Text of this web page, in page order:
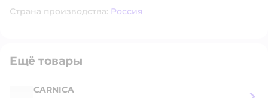
Страна производства: Россия
Ещё товары
CARNICA